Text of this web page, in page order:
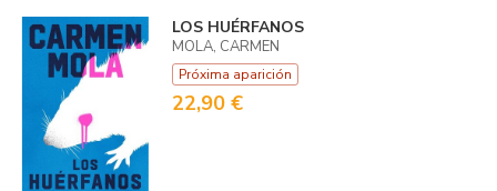
LOS HUÉRFANOS
MOLA, CARMEN
Próxima aparición
22,90 €